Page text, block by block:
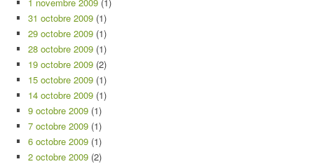
31 octobre 2009 (1)
29 octobre 2009 (1)
28 octobre 2009 (1)
19 octobre 2009 (2)
15 octobre 2009 (1)
14 octobre 2009 (1)
9 octobre 2009 (1)
7 octobre 2009 (1)
6 octobre 2009 (1)
2 octobre 2009 (2)